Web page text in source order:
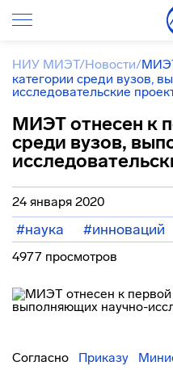
НИУ МИЭТ/Новости/
категории среди вузов,
исследовательские
МИЭТ отнесен к
среди вузов,
24 января 2020
#наука #инноваций
4977 просмотров
Согласно Приказу